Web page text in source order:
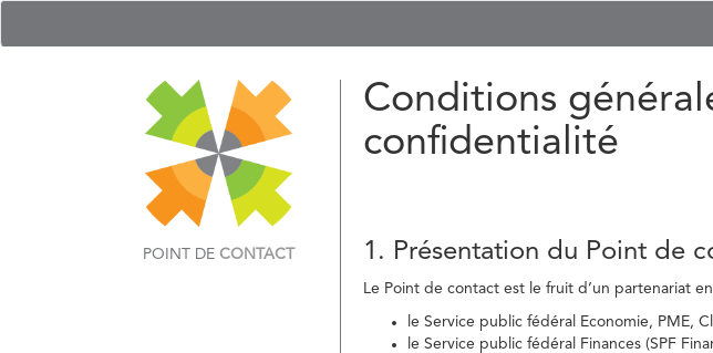
POINT DE CONTACT
Conditions
confidentialité
1. Présentation du Point de
Le Point de contact est le fruit d’un partenariat
le Service public fédéral Economie, PME,
le Service public fédéral Finances (SPF